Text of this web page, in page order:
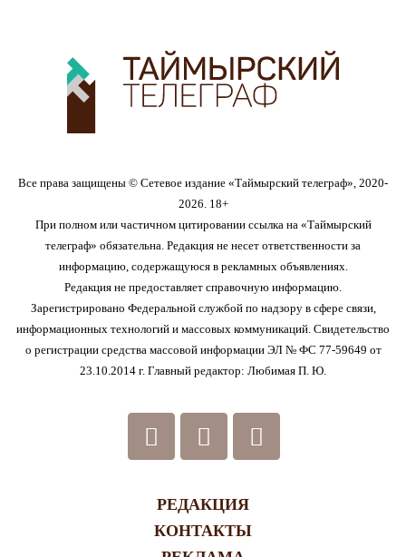
Все права защищены © Сетевое издание «Таймырский телеграф», 2020-
2026. 18+
При полном или частичном цитировании ссылка на «Таймырский
телеграф» обязательна. Редакция не несет ответственности за
информацию, содержащуюся в рекламных объявлениях.
Редакция не предоставляет справочную информацию.
Зарегистрировано Федеральной службой по надзору в сфере связи,
информационных технологий и массовых коммуникаций. Свидетельство
о регистрации средства массовой информации ЭЛ № ФС 77-59649 от
23.10.2014 г. Главный редактор: Любимая П. Ю.
РЕДАКЦИЯ
КОНТАКТЫ